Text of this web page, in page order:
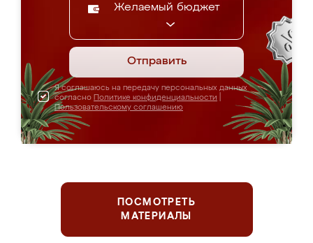
Желаемый бюджет
Отправить
Я соглашаюсь на передачу персональных данных
согласно Политике конфиденциальности
Пользовательскому соглашению
ПОСМОТРЕТЬ
МАТЕРИАЛЫ